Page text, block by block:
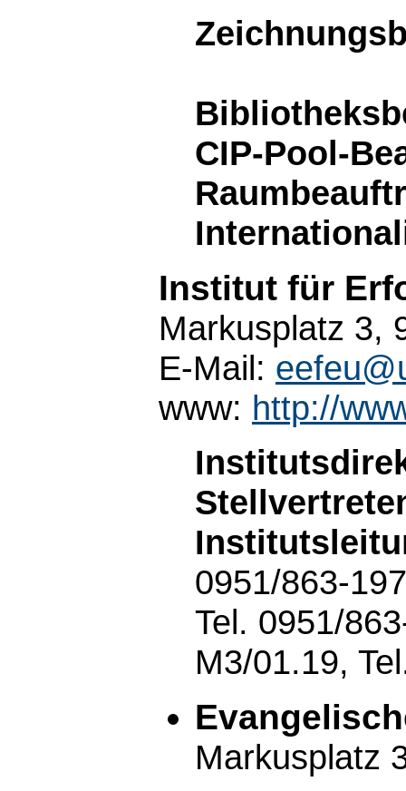
CIP-Pool-
Institut für
Markusplatz 3,
E-Mail:
www: http://
0951/863-
Tel. 0951/
M3/01.19,
Markusplatz